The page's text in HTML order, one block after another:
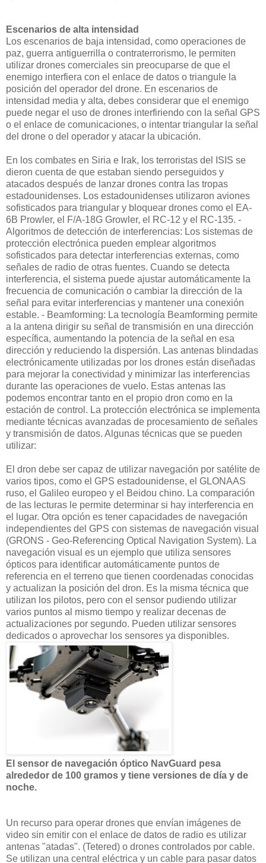
Escenarios de alta intensidad
Los escenarios de baja intensidad, como operaciones de
paz, guerra antiguerrilla o contraterrorismo, le permiten
utilizar drones comerciales sin preocuparse de que el
enemigo interfiera con el enlace de datos o triangule la
posición del operador del drone. En escenarios de
intensidad media y alta, debes considerar que el enemigo
puede negar el uso de drones interfiriendo con la señal GPS
o el enlace de comunicaciones, o intentar triangular la señal
del drone o del operador y atacar la ubicación.
En los combates en Siria e Irak, los terroristas del ISIS se
dieron cuenta de que estaban siendo perseguidos y
atacados después de lanzar drones contra las tropas
estadounidenses. Los estadounidenses utilizaron aviones
sofisticados para triangular y bloquear drones como el EA-
6B Prowler, el F/A-18G Growler, el RC-12 y el RC-135. -
Algoritmos de detección de interferencias: Los sistemas de
protección electrónica pueden emplear algoritmos
sofisticados para detectar interferencias externas, como
señales de radio de otras fuentes. Cuando se detecta
interferencia, el sistema puede ajustar automáticamente la
frecuencia de comunicación o cambiar la dirección de la
señal para evitar interferencias y mantener una conexión
estable. - Beamforming: La tecnología Beamforming permite
a la antena dirigir su señal de transmisión en una dirección
específica, aumentando la potencia de la señal en esa
dirección y reduciendo la dispersión. Las antenas blindadas
electrónicamente utilizadas por los drones están diseñadas
para mejorar la conectividad y minimizar las interferencias
durante las operaciones de vuelo. Estas antenas las
podemos encontrar tanto en el propio dron como en la
estación de control. La protección electrónica se implementa
mediante técnicas avanzadas de procesamiento de señales
y transmisión de datos. Algunas técnicas que se pueden
utilizar:
El dron debe ser capaz de utilizar navegación por satélite de
varios tipos, como el GPS estadounidense, el GLONAAS
ruso, el Galileo europeo y el Beidou chino. La comparación
de las lecturas le permite determinar si hay interferencia en
el lugar. Otra opción es tener capacidades de navegación
independientes del GPS con sistemas de navegación visual
(GRONS - Geo-Referencing Optical Navigation System). La
navegación visual es un ejemplo que utiliza sensores
ópticos para identificar automáticamente puntos de
referencia en el terreno que tienen coordenadas conocidas
y actualizan la posición del dron. Es la misma técnica que
utilizan los pilotos, pero con el sensor pudiendo utilizar
varios puntos al mismo tiempo y realizar decenas de
actualizaciones por segundo. Pueden utilizar sensores
dedicados o aprovechar los sensores ya disponibles.
El sensor de navegación óptico NavGuard pesa
alrededor de 100 gramos y tiene versiones de día y de
noche.
Un recurso para operar drones que envían imágenes de
video sin emitir con el enlace de datos de radio es utilizar
antenas "atadas". (Tetered) o drones controlados por cable.
Se utilizan una central eléctrica y un cable para pasar datos